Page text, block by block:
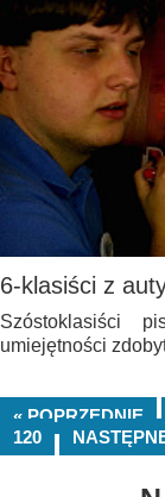
6-klasiści z
Szóstoklasiści
umiejętności
« POPRZEDNIE
120